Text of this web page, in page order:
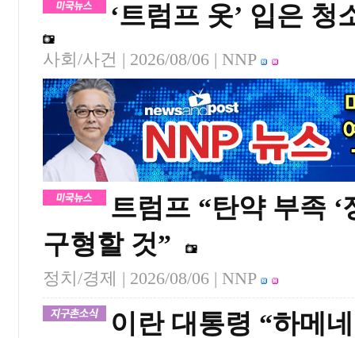
‘트럼프 옷’ 입은
사회/사건 | 2026/08/06 | NNP
트럼프 “탄약 부족
구형할 것”
정치/경제 | 2026/08/06 | NNP
이란 대통령 “하메